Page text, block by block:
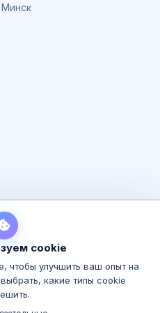
Минск
cookie
чтобы улучшить ваш опыт на
какие типы cookie